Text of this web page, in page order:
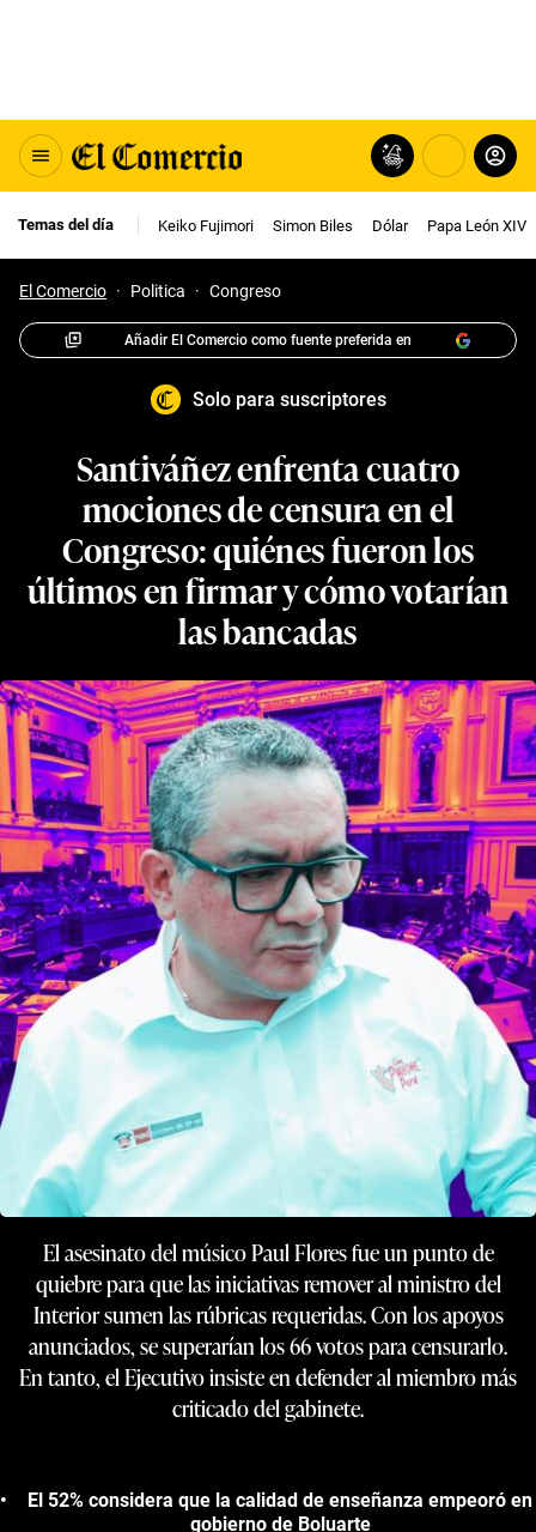
Temas del día Keiko Fujimori Simon Biles Dólar Papa León XIV
El Comercio · Politica · Congreso
Añadir El Comercio como fuente preferida en
Solo para suscriptores
Santiváñez enfrenta cuatro
mociones de censura en el
Congreso: quiénes fueron los
últimos en firmar y cómo votarían
las bancadas
El asesinato del músico Paul Flores fue un punto de
quiebre para que las iniciativas remover al ministro del
Interior sumen las rúbricas requeridas. Con los apoyos
anunciados, se superarían los 66 votos para censurarlo.
En tanto, el Ejecutivo insiste en defender al miembro más
criticado del gabinete.
El 52% considera que la calidad de enseñanza empeoró en
gobierno de Boluarte